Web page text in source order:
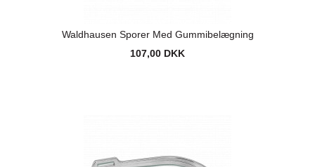
Waldhausen Sporer Med Gummibelægning
107,00 DKK